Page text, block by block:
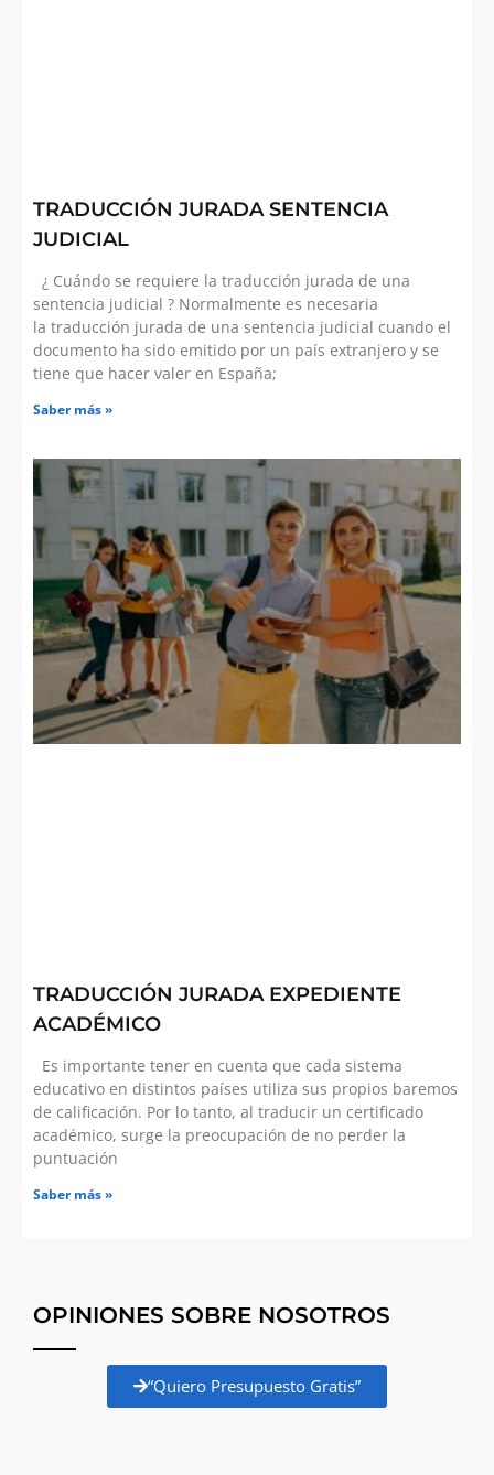
TRADUCCIÓN JURADA SENTENCIA
JUDICIAL
¿ Cuándo se requiere la traducción jurada de una
sentencia judicial ? Normalmente es necesaria
la traducción jurada de una sentencia judicial cuando el
documento ha sido emitido por un país extranjero y se
tiene que hacer valer en España;
Saber más »
TRADUCCIÓN JURADA EXPEDIENTE
ACADÉMICO
Es importante tener en cuenta que cada sistema
educativo en distintos países utiliza sus propios baremos
de calificación. Por lo tanto, al traducir un certificado
académico, surge la preocupación de no perder la
puntuación
Saber más »
OPINIONES SOBRE NOSOTROS
“Quiero Presupuesto Gratis”